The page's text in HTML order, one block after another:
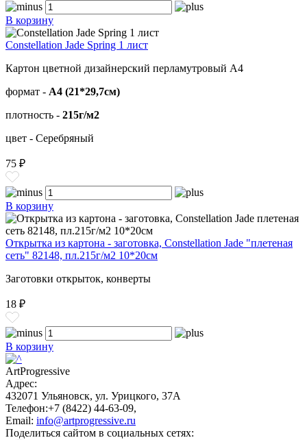
В корзину
Constellation Jade Spring 1 лист
Картон цветной дизайнерский перламутровый А4
формат - А4 (21*29,7см)
плотность - 215г/м2
цвет - Серебряный
75 ₽
В корзину
Открытка из картона - заготовка, Constellation Jade "плетеная
сеть" 82148, пл.215г/м2 10*20см
Заготовки открыток, конверты
18 ₽
В корзину
ArtProgressive
Адрес:
432071 Ульяновск, ул. Урицкого, 37А
Телефон:+7 (8422) 44-63-09,
Email: info@artprogressive.ru
Поделиться сайтом в социальных сетях: